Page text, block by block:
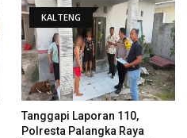
KALTENG
Tanggapi Laporan 110,
Polresta Palangka Raya